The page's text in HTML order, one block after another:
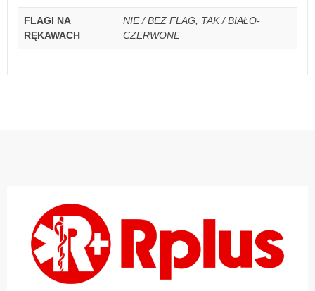
FLAGI NA
RĘKAWACH
NIE / BEZ FLAG, TAK / BIAŁO-
CZERWONE